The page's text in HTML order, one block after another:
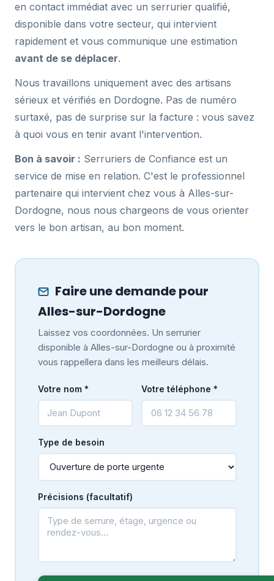
en contact immédiat avec un serrurier qualifié,
disponible dans votre secteur, qui intervient
rapidement et vous communique une estimation
avant de se déplacer.
Nous travaillons uniquement avec des artisans
sérieux et vérifiés en Dordogne. Pas de numéro
surtaxé, pas de surprise sur la facture : vous savez
à quoi vous en tenir avant l'intervention.
Bon à savoir : Serruriers de Confiance est un
service de mise en relation. C'est le professionnel
partenaire qui intervient chez vous à Alles-sur-
Dordogne, nous nous chargeons de vous orienter
vers le bon artisan, au bon moment.
Faire une demande pour
Alles-sur-Dordogne
Laissez vos coordonnées. Un serrurier
disponible à Alles-sur-Dordogne ou à proximité
vous rappellera dans les meilleurs délais.
Votre nom * Votre téléphone *
Type de besoin
Précisions (facultatif)